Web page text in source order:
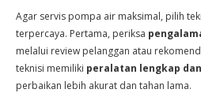
Agar servis pompa air maksimal, pilih
terpercaya. Pertama, periksa
melalui review pelanggan atau
teknisi memiliki peralatan lengkap
perbaikan lebih akurat dan tahan lama.